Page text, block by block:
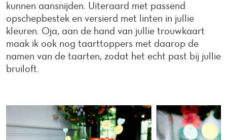
kunnen aansnijden. Uiteraard met passend
opschepbestek en versierd met linten in jullie
kleuren. Oja, aan de hand van jullie trouwkaart
maak ik ook nog taarttoppers met daarop de
namen van de taarten, zodat het echt past bij jullie
bruiloft.